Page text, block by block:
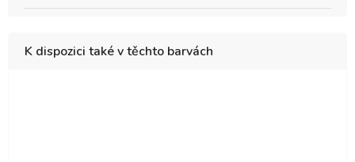
K dispozici také v těchto barvách